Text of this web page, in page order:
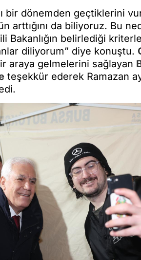
bir dönemden geçtiklerini
arttığını da biliyoruz. Bu
Bakanlığın belirlediği
diliyorum” diye konuştu.
araya gelmelerini sağlayan
teşekkür ederek Ramazan